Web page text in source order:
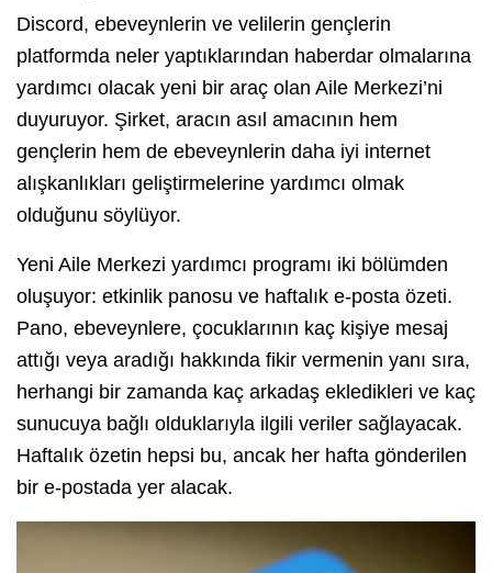
Discord, ebeveynlerin ve velilerin gençlerin
platformda neler yaptıklarından haberdar olmalarına
yardımcı olacak yeni bir araç olan Aile Merkezi’ni
duyuruyor. Şirket, aracın asıl amacının hem
gençlerin hem de ebeveynlerin daha iyi internet
alışkanlıkları geliştirmelerine yardımcı olmak
olduğunu söylüyor.
Yeni Aile Merkezi yardımcı programı iki bölümden
oluşuyor: etkinlik panosu ve haftalık e-posta özeti.
Pano, ebeveynlere, çocuklarının kaç kişiye mesaj
attığı veya aradığı hakkında fikir vermenin yanı sıra,
herhangi bir zamanda kaç arkadaş ekledikleri ve kaç
sunucuya bağlı olduklarıyla ilgili veriler sağlayacak.
Haftalık özetin hepsi bu, ancak her hafta gönderilen
bir e-postada yer alacak.